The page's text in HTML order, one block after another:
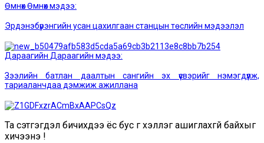
ӨмнөхӨмнөх мэдээ:
Эрдэнэбүрэнгийн усан цахилгаан станцын төслийн мэдээлэл
Дараагийн Дараагийн мэдээ:
Зээлийн батлан даалтын сангийн эх үүсвэрийг нэмэгдүүлж,
тариаланчдаа дэмжиж ажиллана
Та сэтгэгдэл бичихдээ ёс бус үг хэллэг ашиглахгүй байхыг
хичээнэ үү!